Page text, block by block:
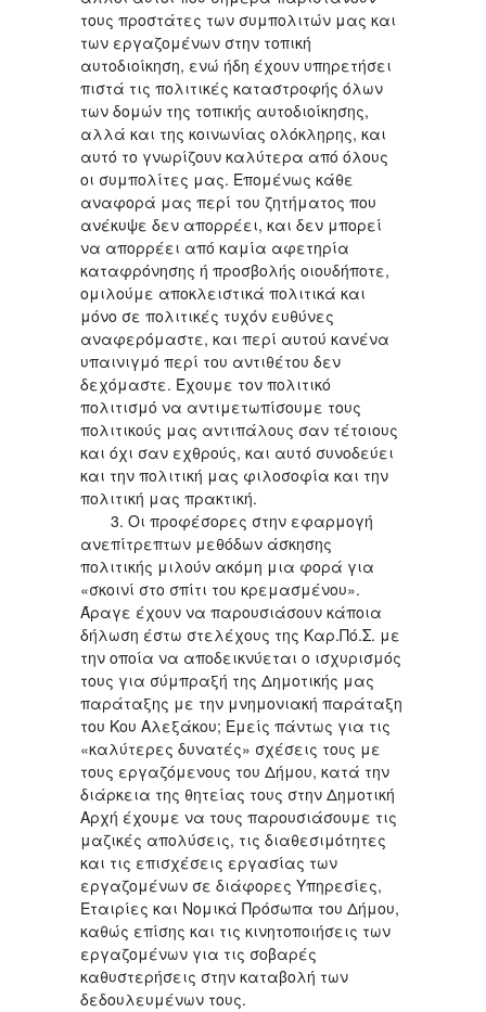
τους προστάτες των συμπολιτών μας και
των εργαζομένων στην τοπική
αυτοδιοίκηση, ενώ ήδη έχουν υπηρετήσει
πιστά τις πολιτικές καταστροφής όλων
των δομών της τοπικής αυτοδιοίκησης,
αλλά και της κοινωνίας ολόκληρης, και
αυτό το γνωρίζουν καλύτερα από όλους
οι συμπολίτες μας. Επομένως κάθε
αναφορά μας περί του ζητήματος που
ανέκυψε δεν απορρέει, και δεν μπορεί
να απορρέει από καμία αφετηρία
καταφρόνησης ή προσβολής οιουδήποτε,
ομιλούμε αποκλειστικά πολιτικά και
μόνο σε πολιτικές τυχόν ευθύνες
αναφερόμαστε, και περί αυτού κανένα
υπαινιγμό περί του αντιθέτου δεν
δεχόμαστε. Έχουμε τον πολιτικό
πολιτισμό να αντιμετωπίσουμε τους
πολιτικούς μας αντιπάλους σαν τέτοιους
και όχι σαν εχθρούς, και αυτό συνοδεύει
και την πολιτική μας φιλοσοφία και την
πολιτική μας πρακτική.
3. Οι προφέσορες στην εφαρμογή
ανεπίτρεπτων μεθόδων άσκησης
πολιτικής μιλούν ακόμη μια φορά για
«σκοινί στο σπίτι του κρεμασμένου».
Άραγε έχουν να παρουσιάσουν κάποια
δήλωση έστω στελέχους της Καρ.Πό.Σ. με
την οποία να αποδεικνύεται ο ισχυρισμός
τους για σύμπραξή της Δημοτικής μας
παράταξης με την μνημονιακή παράταξη
του Κου Αλεξάκου; Εμείς πάντως για τις
«καλύτερες δυνατές» σχέσεις τους με
τους εργαζόμενους του Δήμου, κατά την
διάρκεια της θητείας τους στην Δημοτική
Αρχή έχουμε να τους παρουσιάσουμε τις
μαζικές απολύσεις, τις διαθεσιμότητες
και τις επισχέσεις εργασίας των
εργαζομένων σε διάφορες Υπηρεσίες,
Εταιρίες και Νομικά Πρόσωπα του Δήμου,
καθώς επίσης και τις κινητοποιήσεις των
εργαζομένων για τις σοβαρές
καθυστερήσεις στην καταβολή των
δεδουλευμένων τους.